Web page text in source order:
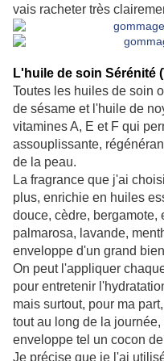
vais racheter très
L'huile de soin Sérénité
Toutes les huiles de soin
de sésame et l'huile de
vitamines A, E et F qui
assouplissante,
de la peau.
La fragrance que j'ai
plus, enrichie en huiles
douce, cèdre, bergamote,
palmarosa, lavande,
enveloppe d'un grand
On peut l'appliquer
pour entretenir
mais surtout, pour ma
tout au long de la
enveloppe tel un cocon
Je précise que je l'ai